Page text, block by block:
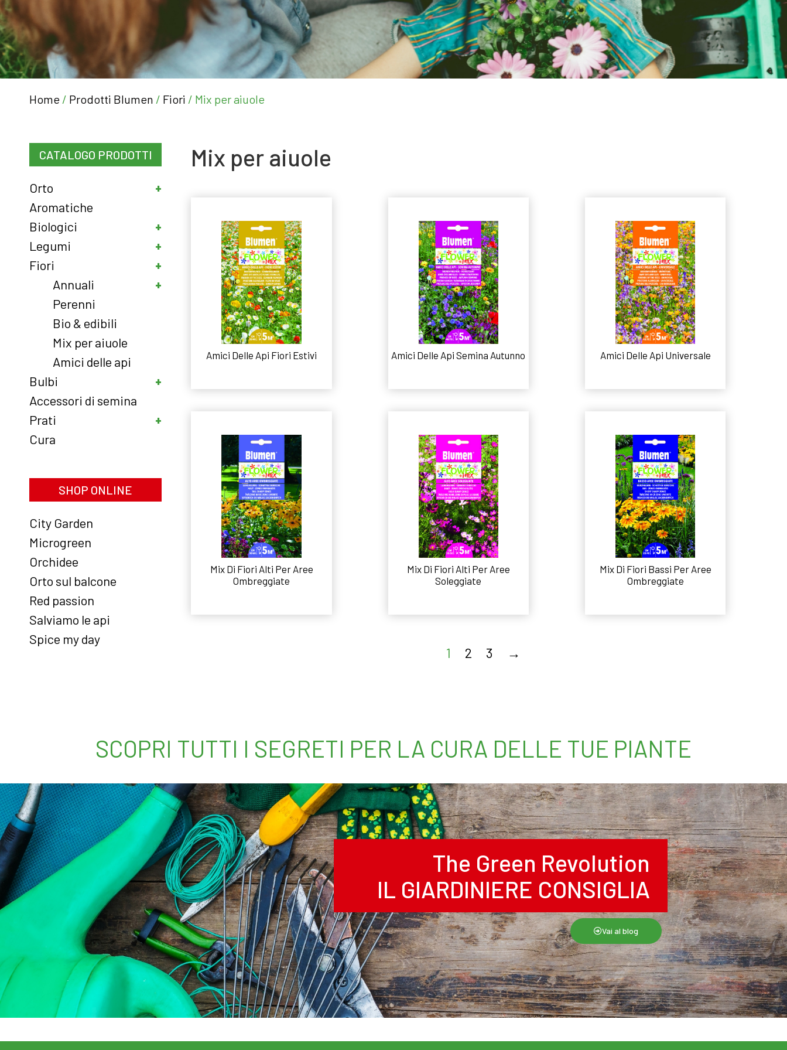
Home / Prodotti Blumen / Fiori / Mix per aiuole
CATALOGO PRODOTTI
Orto
Aromatiche
Biologici
Legumi
Fiori
Annuali
Perenni
Bio & edibili
Mix per aiuole
Amici delle api
Bulbi
Accessori di semina
Prati
Cura
SHOP ONLINE
City Garden
Microgreen
Orchidee
Orto sul balcone
Red passion
Salviamo le api
Spice my day
Mix per aiuole
Amici Delle Api Fiori Estivi Amici Delle Api Semina Autunno Amici Delle Api Universale
Mix Di Fiori Alti Per Aree
Ombreggiate
Mix Di Fiori Alti Per Aree
Soleggiate
Mix Di Fiori Bassi Per Aree
Ombreggiate
1 2 3 →
SCOPRI TUTTI I SEGRETI PER LA CURA DELLE TUE PIANTE
The Green Revolution
IL GIARDINIERE CONSIGLIA
Vai al blog